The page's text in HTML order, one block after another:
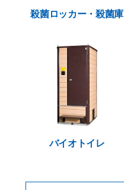
殺菌ロッカー・殺菌庫
バイオトイレ